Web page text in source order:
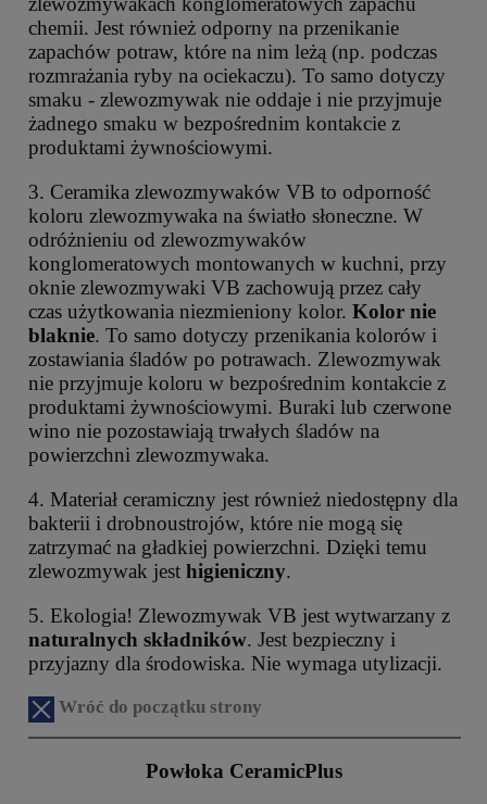
chemii. Jest również odporny na przenikanie
zapachów potraw, które na nim leżą (np. podczas
rozmrażania ryby na ociekaczu). To samo dotyczy
smaku - zlewozmywak nie oddaje i nie przyjmuje
żadnego smaku w bezpośrednim kontakcie z
produktami żywnościowymi.
3. Ceramika zlewozmywaków VB to odporność
koloru zlewozmywaka na światło słoneczne. W
odróżnieniu od zlewozmywaków
konglomeratowych montowanych w kuchni, przy
oknie zlewozmywaki VB zachowują przez cały
czas użytkowania niezmieniony kolor. Kolor nie
blaknie. To samo dotyczy przenikania kolorów i
zostawiania śladów po potrawach. Zlewozmywak
nie przyjmuje koloru w bezpośrednim kontakcie z
produktami żywnościowymi. Buraki lub czerwone
wino nie pozostawiają trwałych śladów na
powierzchni zlewozmywaka.
4. Materiał ceramiczny jest również niedostępny dla
bakterii i drobnoustrojów, które nie mogą się
zatrzymać na gładkiej powierzchni. Dzięki temu
zlewozmywak jest higieniczny.
5. Ekologia! Zlewozmywak VB jest wytwarzany z
naturalnych składników. Jest bezpieczny i
przyjazny dla środowiska. Nie wymaga utylizacji.
Wróć do początku strony
Powłoka CeramicPlus